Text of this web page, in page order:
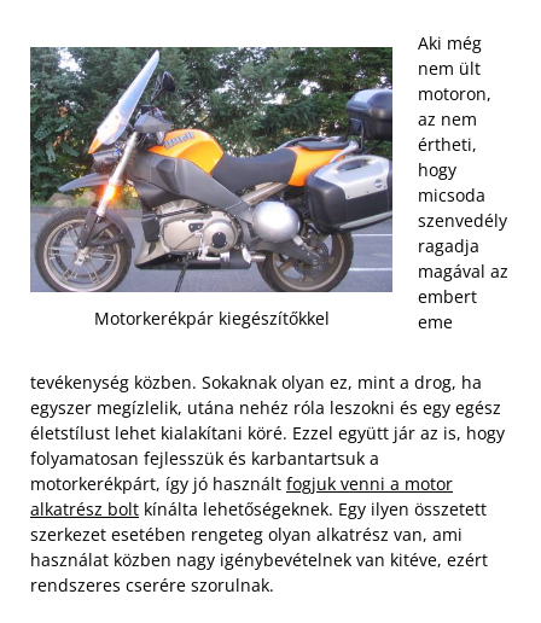
Motorkerékpár kiegészítőkkel
Aki még
nem ült
motoron,
az nem
értheti,
hogy
micsoda
szenvedély
ragadja
magával az
embert
eme
tevékenység közben. Sokaknak olyan ez, mint a drog, ha
egyszer megízlelik, utána nehéz róla leszokni és egy egész
életstílust lehet kialakítani köré. Ezzel együtt jár az is, hogy
folyamatosan fejlesszük és karbantartsuk a
motorkerékpárt, így jó használt fogjuk venni a motor
alkatrész bolt kínálta lehetőségeknek. Egy ilyen összetett
szerkezet esetében rengeteg olyan alkatrész van, ami
használat közben nagy igénybevételnek van kitéve, ezért
rendszeres cserére szorulnak.